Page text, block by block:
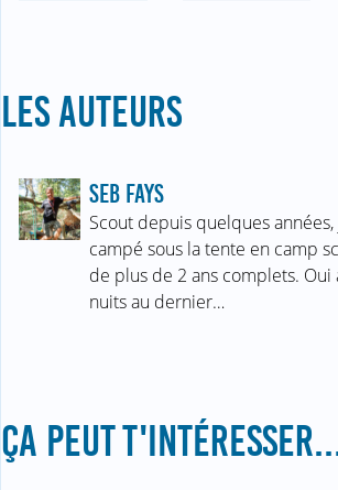
LES AUTEURS
SEB FAYS
Scout depuis quelques
campé sous la tente en camp
de plus de 2 ans complets.
nuits au dernier…
ÇA PEUT